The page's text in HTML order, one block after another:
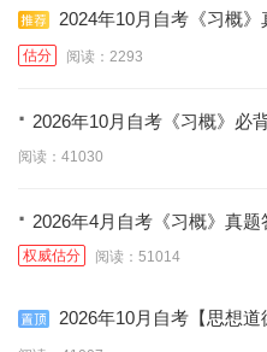
2024年10月自考《习概》
估分 阅读：2293
· 2026年10月自考《习概》必
阅读：41030
· 2026年4月自考《习概》真
权威估分 阅读：51014
2026年10月自考【思想